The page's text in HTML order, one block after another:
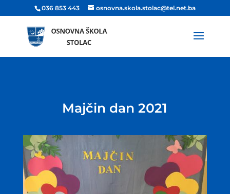
036 853 443 osnovna.skola.stolac@tel.net.ba
Majčin dan 2021